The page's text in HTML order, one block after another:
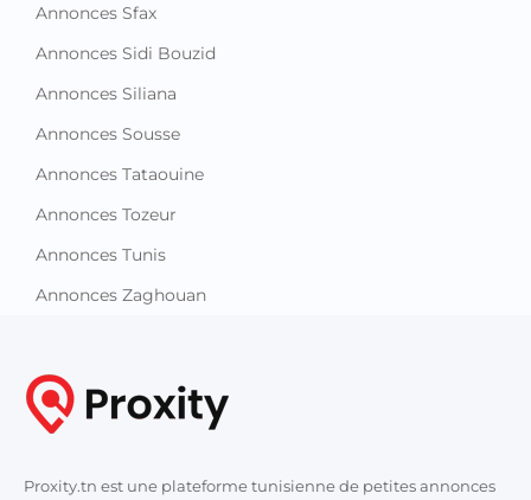
Annonces Sfax
Annonces Sidi Bouzid
Annonces Siliana
Annonces Sousse
Annonces Tataouine
Annonces Tozeur
Annonces Tunis
Annonces Zaghouan
Proxity.tn est une plateforme tunisienne de petites annonces